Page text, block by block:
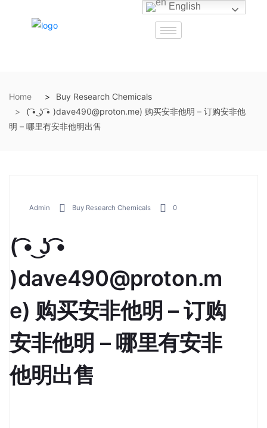
Home
Buy Research Chemicals
( ͡• ͜ʖ ͡• )dave490@proton.me) 购买安非他明 – 订购安非他
明 – 哪里有安非他明出售
Admin Buy Research Chemicals 0
( ͡• ͜ʖ ͡•
)dave490@proton.m
e) 购买安非他明 – 订购
安非他明 – 哪里有安非
他明出售
English